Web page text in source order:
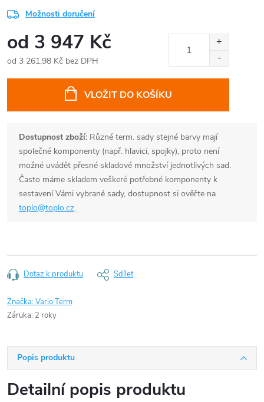
Možnosti doručení
od 3 947 Kč
od 3 261,98 Kč bez DPH
VLOŽIT DO KOŠÍKU
Dostupnost zboží: Různé term. sady stejné barvy mají
společné komponenty (např. hlavici, spojky), proto není
možné uvádět přesné skladové množství jednotlivých sad.
Často máme skladem veškeré potřebné komponenty k
sestavení Vámi vybrané sady, dostupnost si ověřte na
toplo@toplo.cz.
Dotaz k produktu Sdílet
Značka:Vario Term
Záruka: 2 roky
Popis produktu
Detailní popis produktu